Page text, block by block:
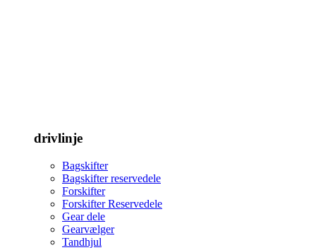
drivlinje
Bagskifter
Bagskifter reservedele
Forskifter
Forskifter Reservedele
Gear dele
Gearvælger
Tandhjul